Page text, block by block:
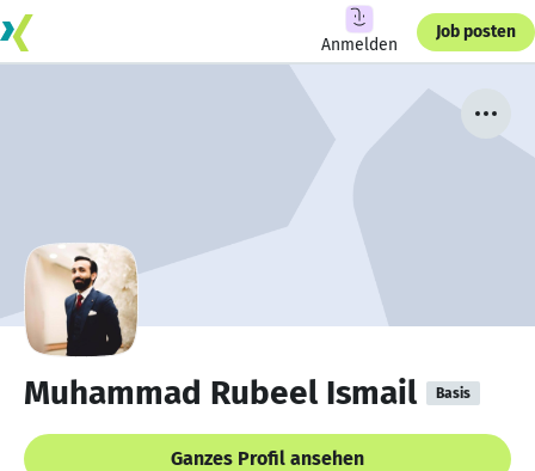
Anmelden
Job posten
Muhammad Rubeel Ismail Basis
Ganzes Profil ansehen